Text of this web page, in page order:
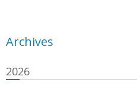
Archives
2026